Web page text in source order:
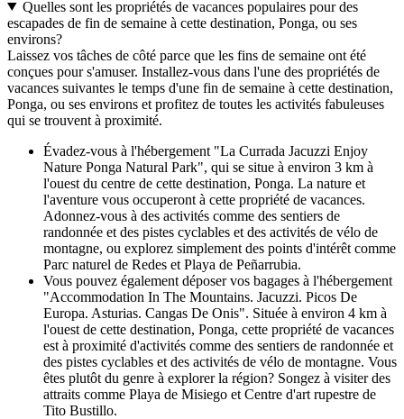
Quelles sont les propriétés de vacances populaires pour des
escapades de fin de semaine à cette destination, Ponga, ou ses
environs?
Laissez vos tâches de côté parce que les fins de semaine ont été
conçues pour s'amuser. Installez-vous dans l'une des propriétés de
vacances suivantes le temps d'une fin de semaine à cette destination,
Ponga, ou ses environs et profitez de toutes les activités fabuleuses
qui se trouvent à proximité.
Évadez-vous à l'hébergement "La Currada Jacuzzi Enjoy
Nature Ponga Natural Park", qui se situe à environ 3 km à
l'ouest du centre de cette destination, Ponga. La nature et
l'aventure vous occuperont à cette propriété de vacances.
Adonnez-vous à des activités comme des sentiers de
randonnée et des pistes cyclables et des activités de vélo de
montagne, ou explorez simplement des points d'intérêt comme
Parc naturel de Redes et Playa de Peñarrubia.
Vous pouvez également déposer vos bagages à l'hébergement
"Accommodation In The Mountains. Jacuzzi. Picos De
Europa. Asturias. Cangas De Onis". Située à environ 4 km à
l'ouest de cette destination, Ponga, cette propriété de vacances
est à proximité d'activités comme des sentiers de randonnée et
des pistes cyclables et des activités de vélo de montagne. Vous
êtes plutôt du genre à explorer la région? Songez à visiter des
attraits comme Playa de Misiego et Centre d'art rupestre de
Tito Bustillo.